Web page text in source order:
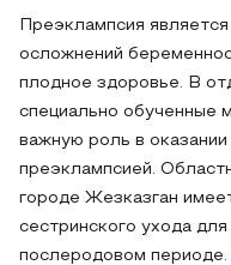
Преэклампсия
осложнений
плодное здоровье. В
специально обученные
важную роль в
преэклампсией.
городе Жезказган
сестринского ухода
послеродовом